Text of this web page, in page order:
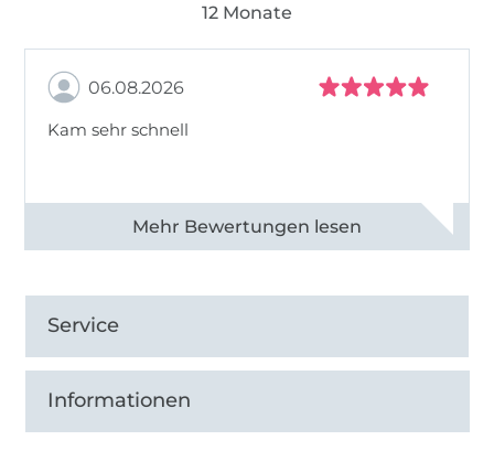
12 Monate
06.08.2026
Kam sehr schnell
Alle 82950 Bewertungen ansehen
Service
Informationen